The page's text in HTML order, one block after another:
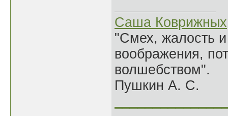
Саша Коврижных
"Смех, жалость
воображения,
волшебством".
Пушкин А. С.